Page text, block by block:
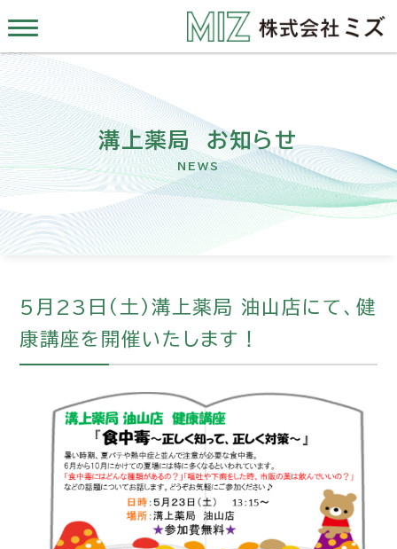
溝上薬局 お知らせ
NEWS
5月23日（土）溝上薬局 油山店にて、健
康講座を開催いたします！